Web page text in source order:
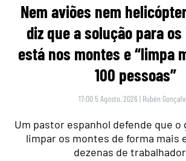
Nem aviões nem
diz que a solução para
está nos montes e “limpa
100 pessoas”
17:00 5 Agosto, 2026 | Rubén
Um pastor espanhol defende que o
limpar os montes de forma mais
dezenas de